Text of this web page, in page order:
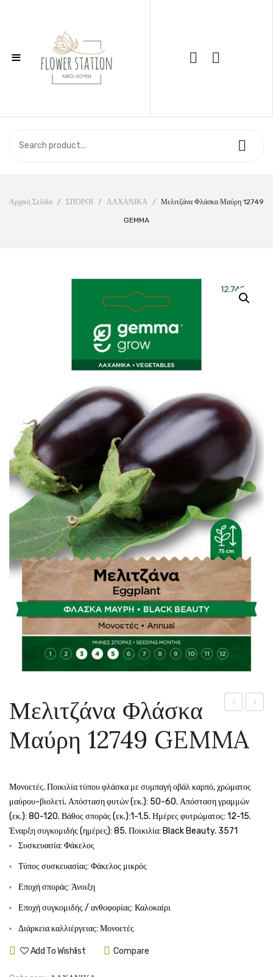
≡
ΕΠΙΚΟΙΝΩΝΊΑ
Αρχική Σελίδα / ΣΠΟΡΟΙ / ΛΑΧΑΝΙΚΑ / Μελιτζάνα Φλάσκα Μαύρη 12749
GEMMA
12747
Μελιτζάνα Φλάσκα
Μαύρη 12749 GEMMA
Μονοετές. Ποικιλία τύπου φλάσκα με συμπαγή οβάλ καρπό, χρώματος
μαύρου-βιολετί. Απόσταση φυτών (εκ.): 50-60. Απόσταση γραμμών
(εκ.): 80-120. Βάθος σποράς (εκ.):1-1,5. Ημέρες φυτρώματος: 12-15.
Έναρξη συγκομιδής (ημέρες): 85. Ποικιλία: Black Beauty. 3571
Συσκευασία: Φάκελος
Τύπος συσκευασίας: Φάκελος μικρός
Εποχή σποράς: Άνοιξη
Εποχή συγκομιδής / ανθοφορίας: Καλοκαίρι
Διάρκεια καλλιέργειας: Μονοετές
Add To Wishlist Compare